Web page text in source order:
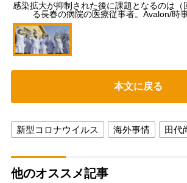
感染拡大が抑制された後に課題となるのは（
る長春の病院の医療従事者。Avalon/時
本文に戻る
新型コロナウイルス 海外事情 田代
他のオススメ記事